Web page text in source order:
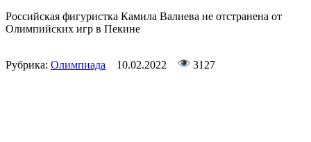
Российская фигуристка Камила Валиева не отстранена от
Олимпийских игр в Пекине
Рубрика: Олимпиада 10.02.2022 3127